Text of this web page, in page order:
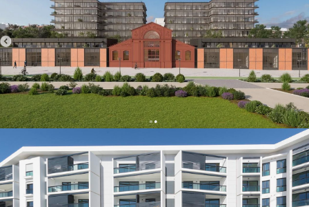
HABITAÇÃO E COMÉRCIO
Tabaqueira
HABITAÇÃO E COMÉRCIO